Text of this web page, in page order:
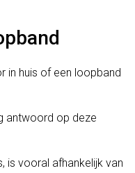
in huis of een loopband
antwoord op deze
is vooral afhankelijk van